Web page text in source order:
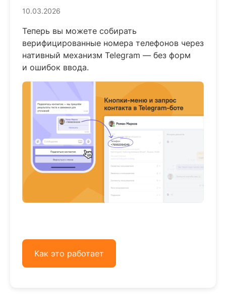
10.03.2026
Теперь вы можете собирать
верифицированные номера телефонов через
нативный механизм Telegram — без форм
и ошибок ввода.
Как это работает